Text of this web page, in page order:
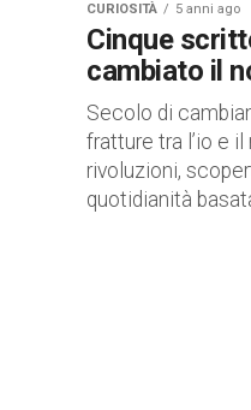
CURIOSITÀ 5 anni ago
Cinque
cambiato il
Secolo di
fratture tra l’io e
rivoluzioni,
quotidianità